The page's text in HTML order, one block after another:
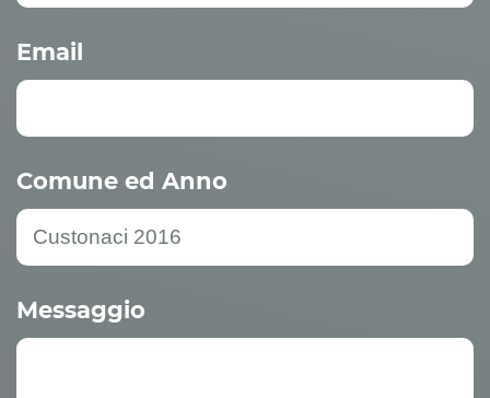
Email
Comune ed Anno
Messaggio